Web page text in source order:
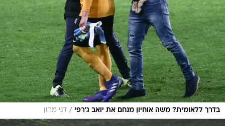
בדרך ללאומית? משה אוחיון מנחם את יואב ג'רפי / דני מרון